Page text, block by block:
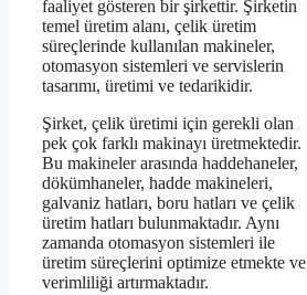
faaliyet gösteren bir şirkettir. Şirketin
temel üretim alanı, çelik üretim
süreçlerinde kullanılan makineler,
otomasyon sistemleri ve servislerin
tasarımı, üretimi ve tedarikidir.
Şirket, çelik üretimi için gerekli olan
pek çok farklı makinayı üretmektedir.
Bu makineler arasında haddehaneler,
dökümhaneler, hadde makineleri,
galvaniz hatları, boru hatları ve çelik
üretim hatları bulunmaktadır. Aynı
zamanda otomasyon sistemleri ile
üretim süreçlerini optimize etmekte ve
verimliliği artırmaktadır.